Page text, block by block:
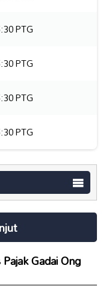
PTG
PTG
PTG
PTG
Gadai Ong